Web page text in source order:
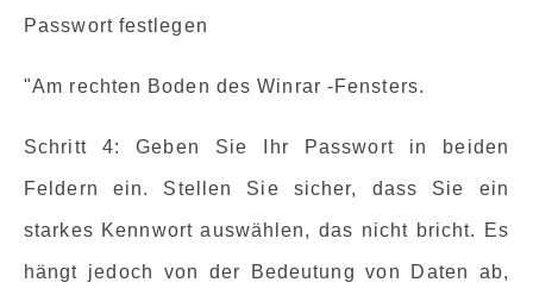
Passwort festlegen
"Am rechten Boden des Winrar -Fensters.
Schritt 4: Geben Sie Ihr Passwort in beiden
Feldern ein. Stellen Sie sicher, dass Sie ein
starkes Kennwort auswählen, das nicht bricht. Es
hängt jedoch von der Bedeutung von Daten ab,